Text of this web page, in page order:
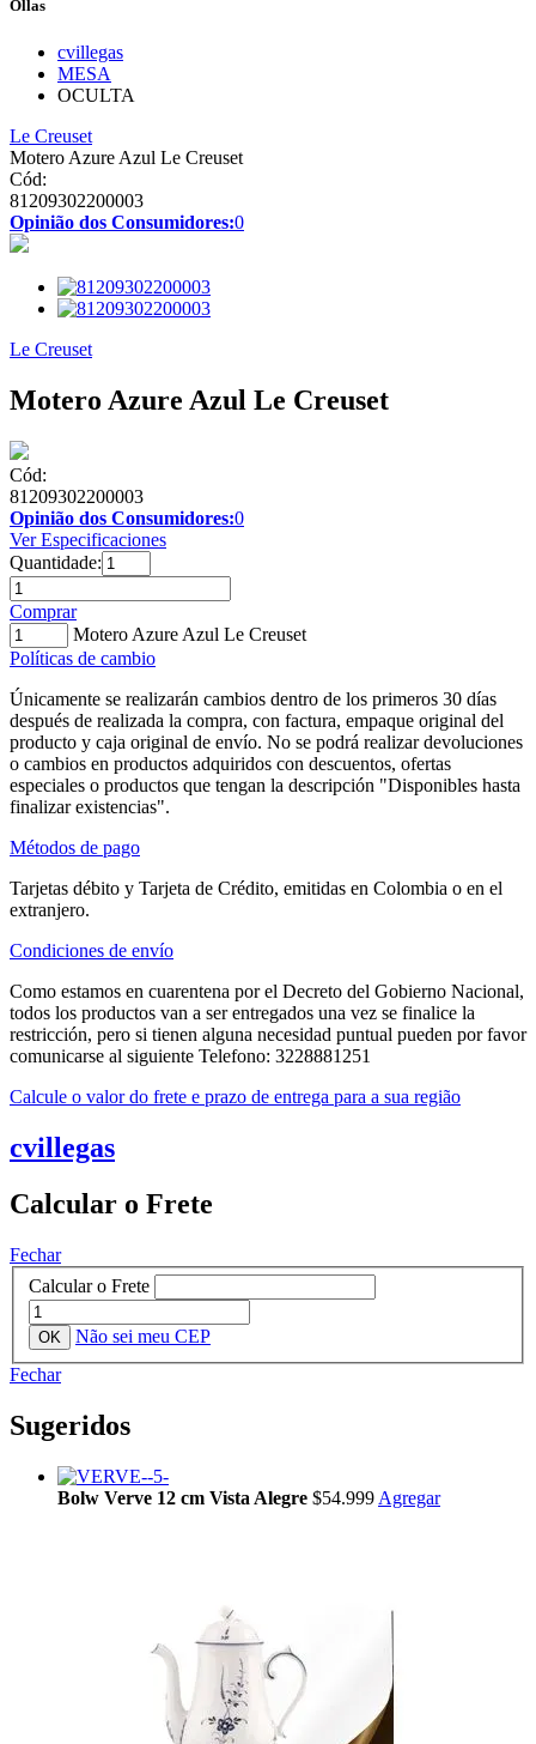
Ollas
cvillegas
MESA
OCULTA
Le Creuset
Motero Azure Azul Le Creuset
Cód:
81209302200003
Opinião dos Consumidores:0
Le Creuset
Motero Azure Azul Le Creuset
Cód:
81209302200003
Opinião dos Consumidores:0
Ver Especificaciones
Quantidade:
Comprar
Motero Azure Azul Le Creuset
Políticas de cambio
Únicamente se realizarán cambios dentro de los primeros 30 días
después de realizada la compra, con factura, empaque original del
producto y caja original de envío. No se podrá realizar devoluciones
o cambios en productos adquiridos con descuentos, ofertas
especiales o productos que tengan la descripción "Disponibles hasta
finalizar existencias".
Métodos de pago
Tarjetas débito y Tarjeta de Crédito, emitidas en Colombia o en el
extranjero.
Condiciones de envío
Como estamos en cuarentena por el Decreto del Gobierno Nacional,
todos los productos van a ser entregados una vez se finalice la
restricción, pero si tienen alguna necesidad puntual pueden por favor
comunicarse al siguiente Telefono: 3228881251
Calcule o valor do frete e prazo de entrega para a sua região
cvillegas
Calcular o Frete
Fechar
Calcular o Frete
Não sei meu CEP
Fechar
Sugeridos
Bolw Verve 12 cm Vista Alegre $54.999 Agregar